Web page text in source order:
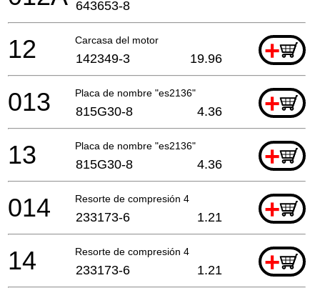
643653-8
Carcasa del motor +
12 142349-3 19.96
Placa de nombre "es2136" +
013 815G30-8 4.36
Placa de nombre "es2136" +
13 815G30-8 4.36
Resorte de compresión 4 +
014 233173-6 1.21
Resorte de compresión 4 +
14 233173-6 1.21